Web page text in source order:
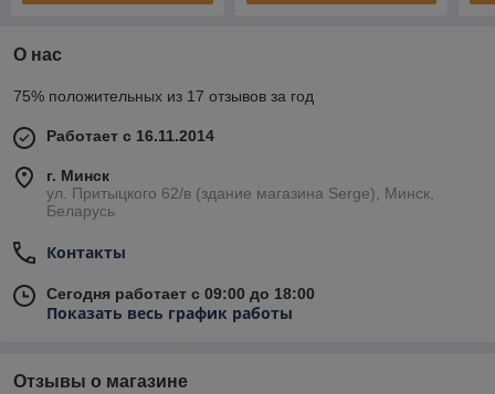
О нас
75% положительных из 17 отзывов за год
Работает с 16.11.2014
г. Минск
ул. Притыцкого 62/в (здание магазина Serge), Минск,
Беларусь
Контакты
Сегодня работает с 09:00 до 18:00
Показать весь график работы
Отзывы о магазине